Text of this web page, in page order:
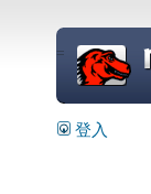
=
登入